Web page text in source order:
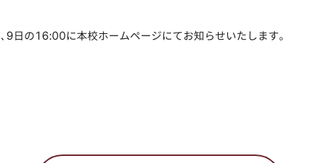
9日の16:00に本校ホームページにてお知らせいたします。